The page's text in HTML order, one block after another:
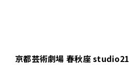
京都芸術劇場 春秋座 studio21